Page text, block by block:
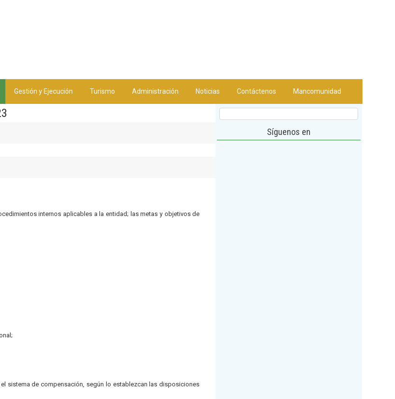
Gestión y Ejecución Turismo Administración Noticias Contáctenos Mancomunidad
internos aplicables a la entidad; las metas y objetivos de
sistema de compensación, según lo establezcan las disposiciones
Síguenos en